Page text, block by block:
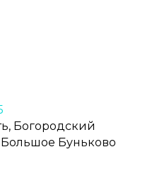
Богородский
Буньково